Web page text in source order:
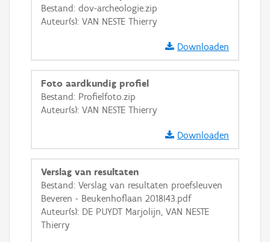
Bestand: dov-archeologie.zip
Auteur(s): VAN NESTE Thierry
Downloaden
Foto aardkundig profiel
Bestand: Profielfoto.zip
Auteur(s): VAN NESTE Thierry
Downloaden
Verslag van resultaten
Bestand: Verslag van resultaten proefsleuven
Beveren - Beukenhoflaan 2018I43.pdf
Auteur(s): DE PUYDT Marjolijn, VAN NESTE
Thierry